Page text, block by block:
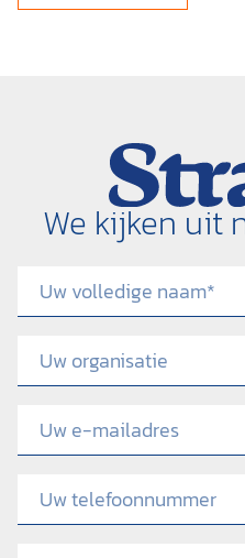
We kijken uit